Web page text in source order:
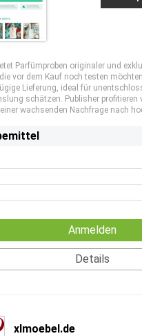
Parfümproben originaler und
vor dem Kauf noch testen
Lieferung, ideal für
schätzen. Publisher profitieren
wachsenden Nachfrage nach
Anmelden
Details
xlmoebel.de